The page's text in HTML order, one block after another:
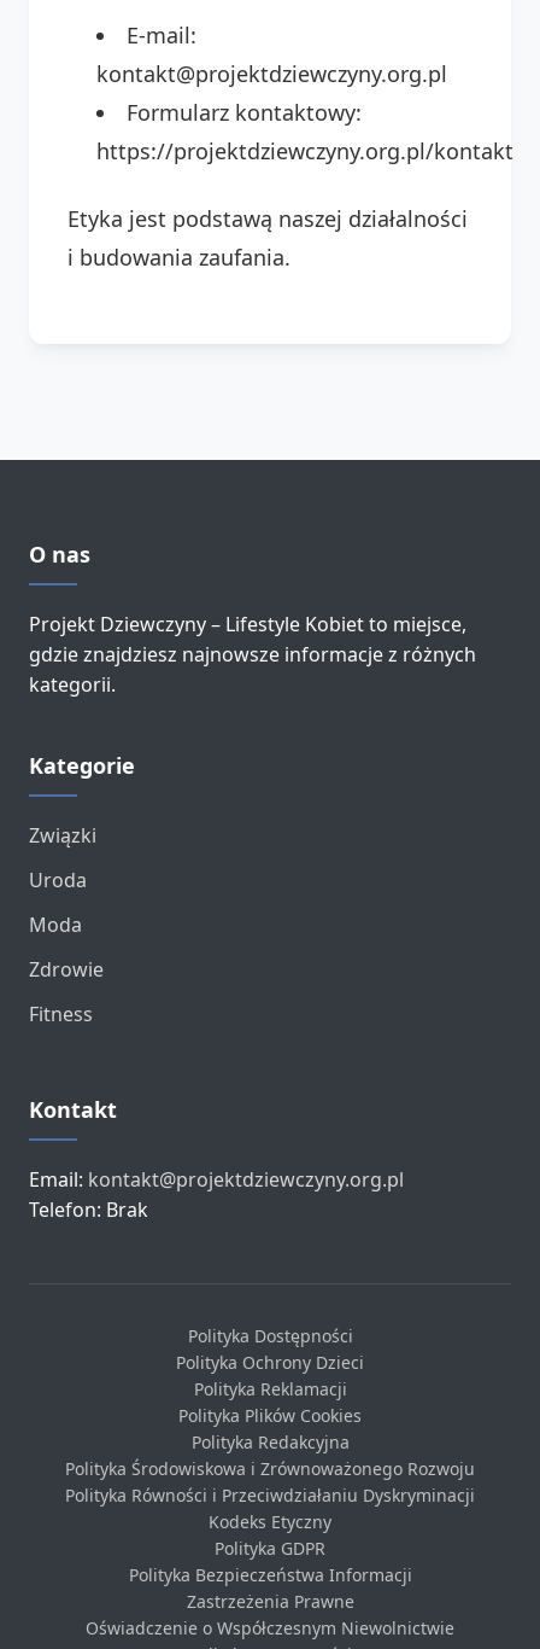
E-mail:
kontakt@projektdziewczyny.org.pl
Formularz kontaktowy:
https://projektdziewczyny.org.pl/kontakt
Etyka jest podstawą naszej działalności
i budowania zaufania.
O nas
Projekt Dziewczyny – Lifestyle Kobiet to miejsce,
gdzie znajdziesz najnowsze informacje z różnych
kategorii.
Kategorie
Związki
Uroda
Moda
Zdrowie
Fitness
Kontakt
Email: kontakt@projektdziewczyny.org.pl
Telefon: Brak
Polityka Dostępności
Polityka Ochrony Dzieci
Polityka Reklamacji
Polityka Plików Cookies
Polityka Redakcyjna
Polityka Środowiskowa i Zrównoważonego Rozwoju
Polityka Równości i Przeciwdziałaniu Dyskryminacji
Kodeks Etyczny
Polityka GDPR
Polityka Bezpieczeństwa Informacji
Zastrzeżenia Prawne
Oświadczenie o Współczesnym Niewolnictwie